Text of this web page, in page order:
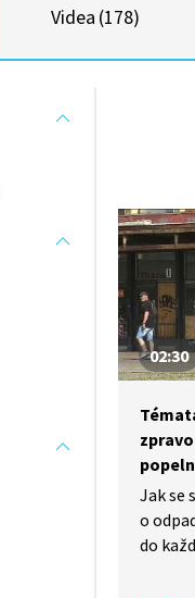
Videa (178)
02:30
Jak se
o
do